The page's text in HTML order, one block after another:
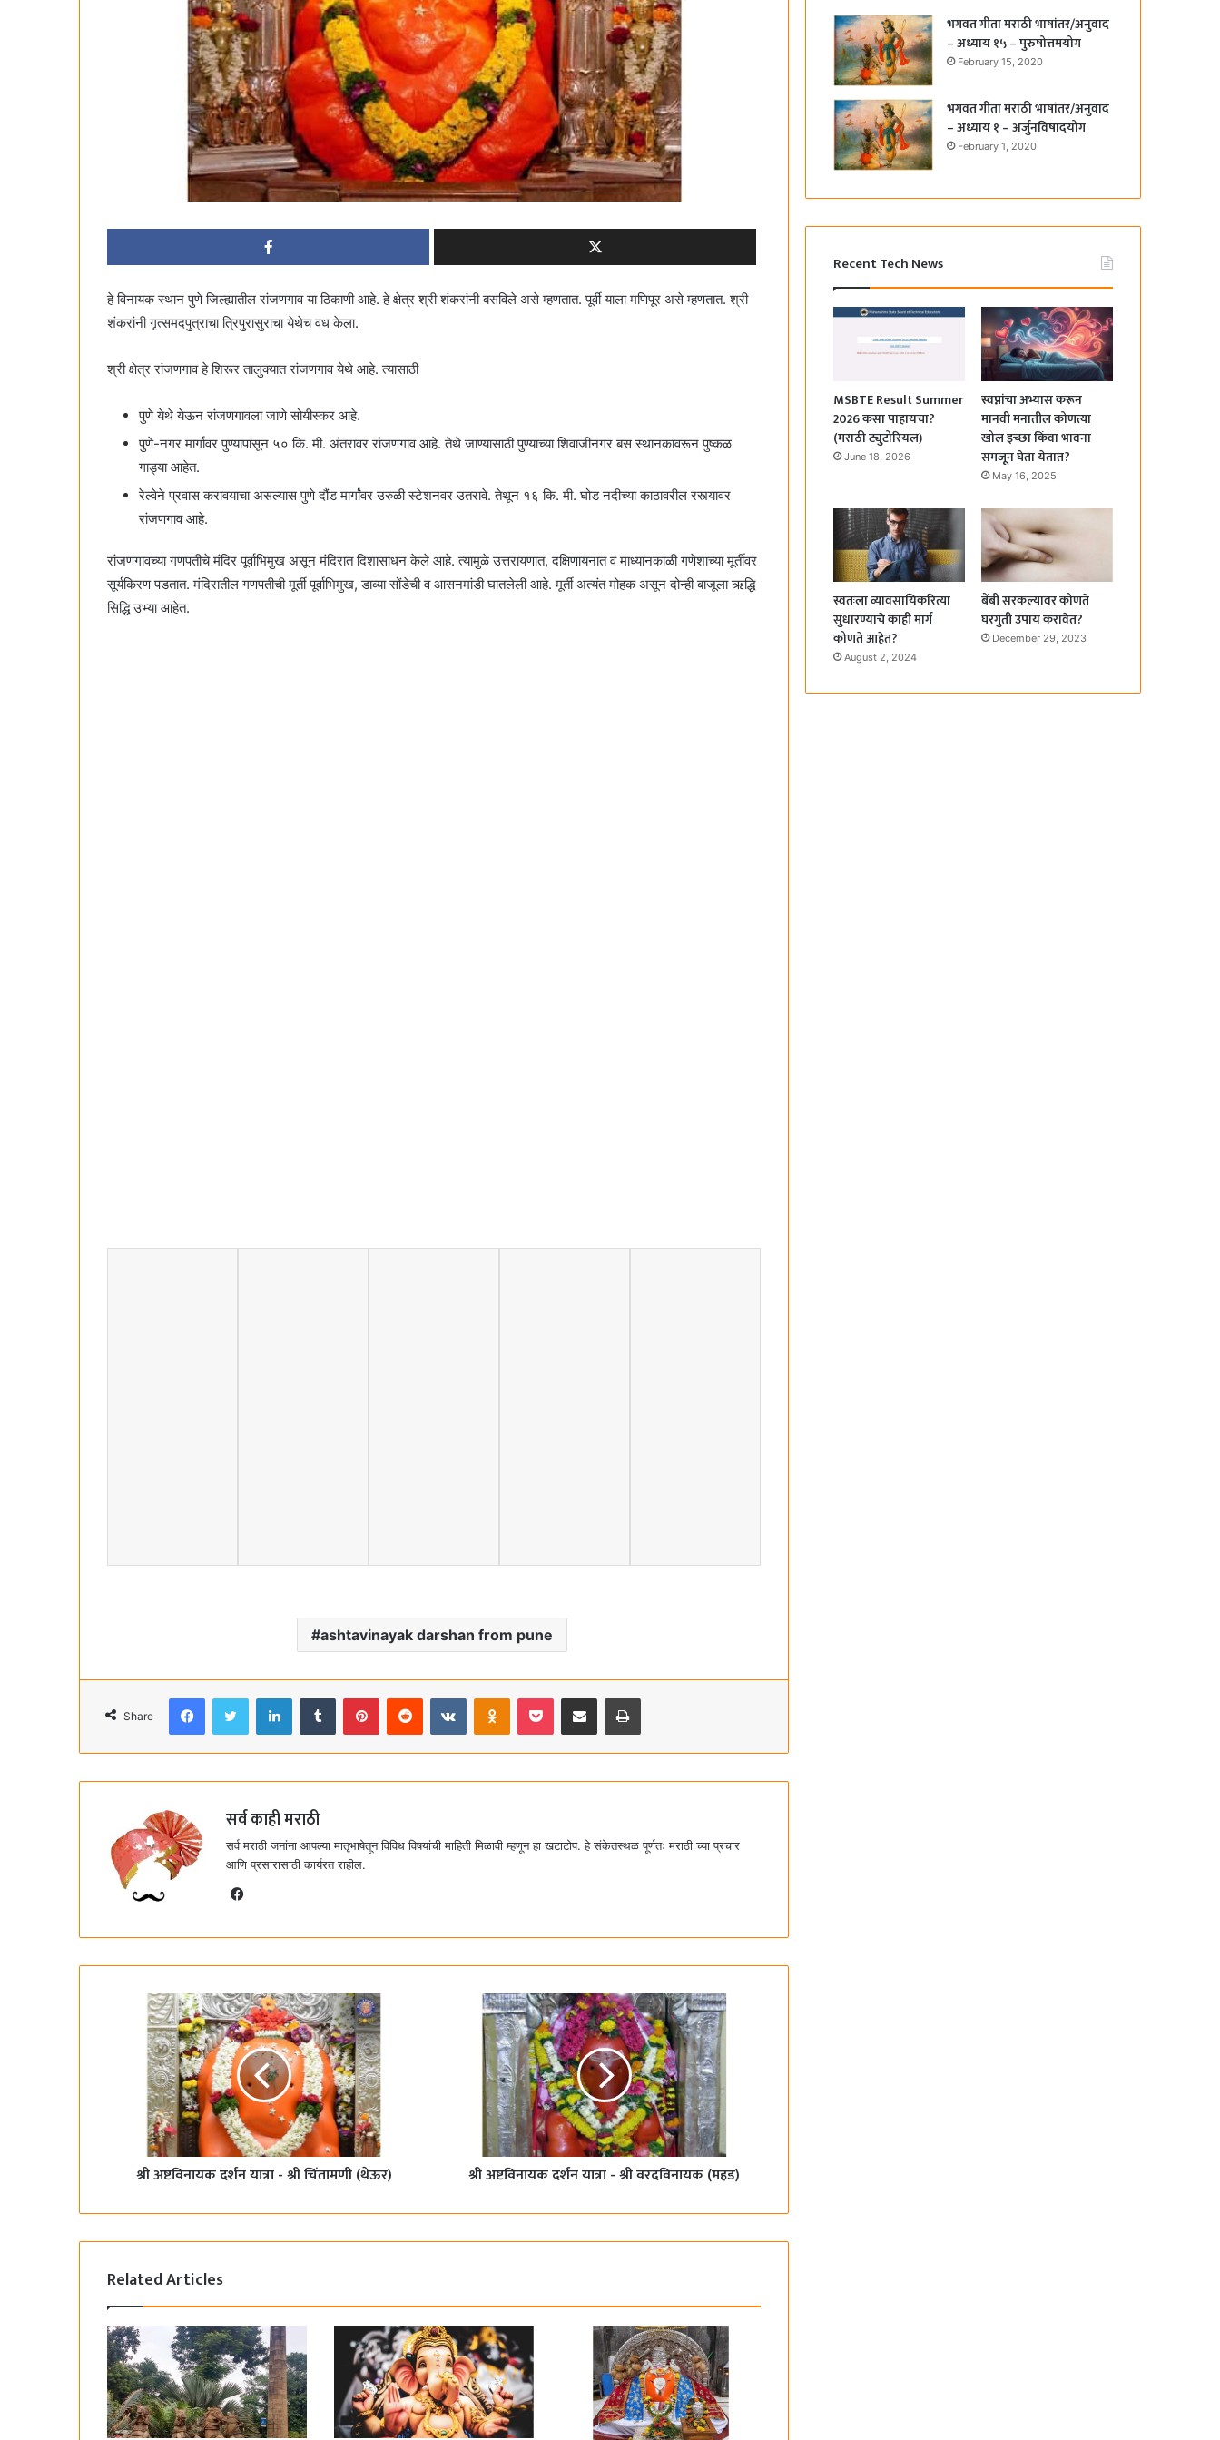
हे विनायक स्थान पुणे जिल्ह्यातील रांजणगाव या ठिकाणी आहे. हे क्षेत्र श्री शंकरांनी बसविले असे म्हणतात. पूर्वी याला मणिपूर असे म्हणतात. श्री
शंकरांनी गृत्समदपुत्राचा त्रिपुरासुराचा येथेच वध केला.
श्री क्षेत्र रांजणगाव हे शिरूर तालुक्यात रांजणगाव येथे आहे. त्यासाठी
पुणे येथे येऊन रांजणगावला जाणे सोयीस्कर आहे.
पुणे-नगर मार्गावर पुण्यापासून ५० कि. मी. अंतरावर रांजणगाव आहे. तेथे जाण्यासाठी पुण्याच्या शिवाजीनगर बस स्थानकावरून पुष्कळ
गाड्या आहेत.
रेल्वेने प्रवास करावयाचा असल्यास पुणे दौंड मार्गांवर उरुळी स्टेशनवर उतरावे. तेथून १६ कि. मी. घोड नदीच्या काठावरील रस्त्यावर
रांजणगाव आहे.
रांजणगावच्या गणपतीचे मंदिर पूर्वाभिमुख असून मंदिरात दिशासाधन केले आहे. त्यामुळे उत्तरायणात, दक्षिणायनात व माध्यानकाळी गणेशाच्या मूर्तीवर
सूर्यकिरण पडतात. मंदिरातील गणपतीची मूर्ती पूर्वाभिमुख, डाव्या सोंडेची व आसनमांडी घातलेली आहे. मूर्ती अत्यंत मोहक असून दोन्ही बाजूला ऋद्धि
सिद्धि उभ्या आहेत.
ashtavinayak darshan from pune
Share
सर्व काही मराठी
सर्व मराठी जनांना आपल्या मातृभाषेतून विविध विषयांची माहिती मिळावी म्हणून हा खटाटोप. हे संकेतस्थळ पूर्णतः मराठी च्या प्रचार
आणि प्रसारासाठी कार्यरत राहील.
c
o
o
k
श्री अष्टविनायक दर्शन यात्रा - श्री चिंतामणी (थेऊर) श्री अष्टविनायक दर्शन यात्रा - श्री वरदविनायक (महड)
Related Articles
भगवत गीता मराठी भाषांतर/अनुवाद
– अध्याय १५ – पुरुषोत्तमयोग
February 15, 2020
भगवत गीता मराठी भाषांतर/अनुवाद
– अध्याय १ – अर्जुनविषादयोग
February 1, 2020
Recent Tech News
MSBTE Result Summer
2026 कसा पाहायचा?
(मराठी ट्युटोरियल)
June 18, 2026
स्वप्नांचा अभ्यास करून
मानवी मनातील कोणत्या
खोल इच्छा किंवा भावना
समजून घेता येतात?
May 16, 2025
स्वतःला व्यावसायिकरित्या
सुधारण्याचे काही मार्ग
कोणते आहेत?
August 2, 2024
बेंबी सरकल्यावर कोणते
घरगुती उपाय करावेत?
December 29, 2023